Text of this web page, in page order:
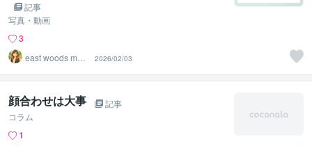
記事
写真・動画
3
east woods movi
2026/02/03
顔合わせは大事
記事
コラム
1